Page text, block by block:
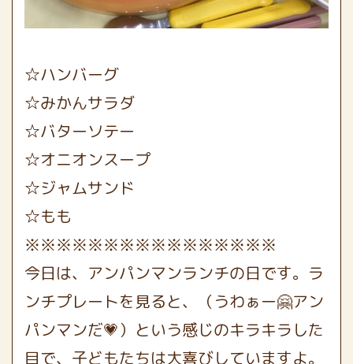
☆ハンバーグ
☆みかんサラダ
☆バターソテー
☆オニオンスープ
☆ジャムサンド
☆もも
※※※※※※※※※※※※※※※※
今日は、アンパンマンランチの日です。ラ
ンチプレートを見ると、（うわぁー🤗アン
パンマンだ💗）という感じのキラキラした
目で、子どもたちは大喜びしていますよ。